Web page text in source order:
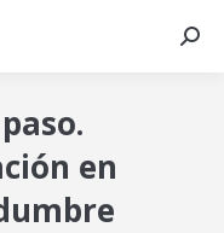
en